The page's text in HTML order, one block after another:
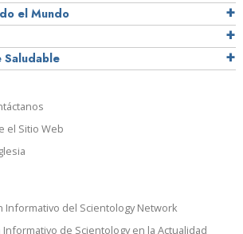
el Mundo
Saludable
el Sitio Web
Informativo del Scientology Network
de Scientology en la Actualidad